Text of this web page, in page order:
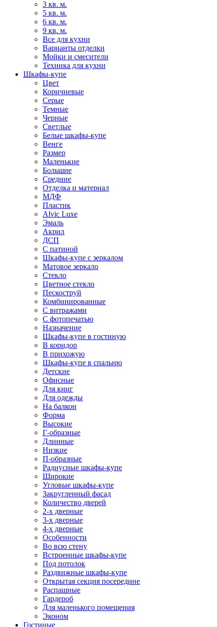
3 кв. м.
5 кв. м.
6 кв. м.
9 кв. м.
Все для кухни
Варианты отделки
Мойки и смесители
Техника для кухни
Шкафы-купе
Цвет
Коричневые
Серые
Темные
Черные
Светлые
Белые шкафы-купе
Венге
Размер
Маленькие
Большие
Средние
Отделка и материал
МДФ
Пластик
Alvic Luxe
Эмаль
Акрил
ДСП
С патиной
Шкафы-купе с зеркалом
Матовое зеркало
Стекло
Цветное стекло
Пескоструй
Комбинированные
С витражами
С фотопечатью
Назначение
Шкафы-купе в гостиную
В коридор
В прихожую
Шкафы-купе в спальню
Детские
Офисные
Для книг
Для одежды
На балкон
Форма
Высокие
Г-образные
Длинные
Низкие
П-образные
Радиусные шкафы-купе
Широкие
Угловые шкафы-купе
Закругленный фасад
Количество дверей
2-х дверные
3-х дверные
4-х дверные
Особенности
Во всю стену
Встроенные шкафы-купе
Под потолок
Раздвижные шкафы-купе
Открытая секция посередине
Распашные
Гардероб
Для маленького помещения
Эконом
Гостиные